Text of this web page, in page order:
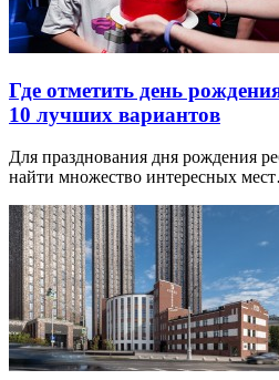
Где отметить день
10 лучших вариантов
Для празднования дня рождения
найти множество интересных